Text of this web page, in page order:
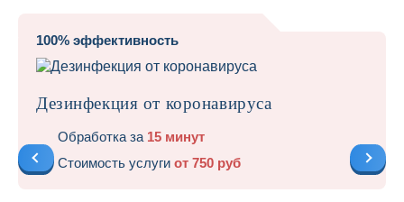
100% эффективность
Дезинфекция от коронавируса
Обработка за 15 минут
Стоимость услуги от 750 руб